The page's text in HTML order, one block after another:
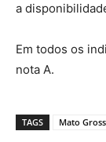
a
Em todos os
nota A.
TAGS Mato